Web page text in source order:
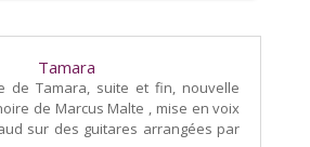
Tamara
de Tamara, suite et fin, nouvelle
de Marcus Malte , mise en voix
sur des guitares arrangées par